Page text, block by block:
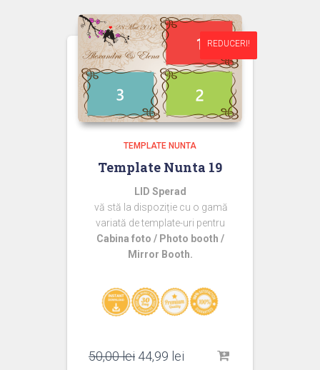
50,00 lei.
REDUCERI!
REDUCERI!
TEMPLATE NUNTA
Template Nunta 19
LID Sperad
vă stă la dispoziție cu o gamă
variată de template-uri pentru
Cabina foto / Photo booth /
Mirror Booth.
50,00lei Prețul
44,99 lei